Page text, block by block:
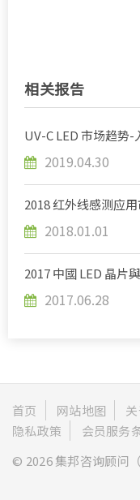
相关报告
UV-C LED 市场趋势-
2019.04.30
2018 红外线感测应
2018.01.01
2017 中國 LED 晶片
2017.06.28
首页 网站地图
隐私政策
会员服务
© 2026 集邦咨询顾问